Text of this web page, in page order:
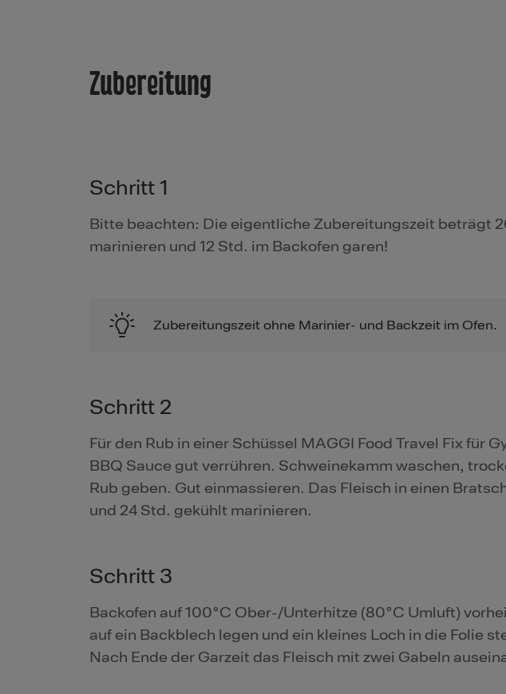
Zubereitung
Schritt 1
Bitte beachten: Die eigentliche Zubereitungszeit beträgt
marinieren und 12 Std. im Backofen garen!
Zubereitungszeit ohne Marinier- und Backzeit im Ofen.
Schritt 2
Für den Rub in einer Schüssel MAGGI Food Travel Fix für
BBQ Sauce gut verrühren. Schweinekamm waschen,
Rub geben. Gut einmassieren. Das Fleisch in einen
und 24 Std. gekühlt marinieren.
Schritt 3
Backofen auf 100°C Ober-/Unterhitze (80°C Umluft)
auf ein Backblech legen und ein kleines Loch in die Folie
Nach Ende der Garzeit das Fleisch mit zwei Gabeln